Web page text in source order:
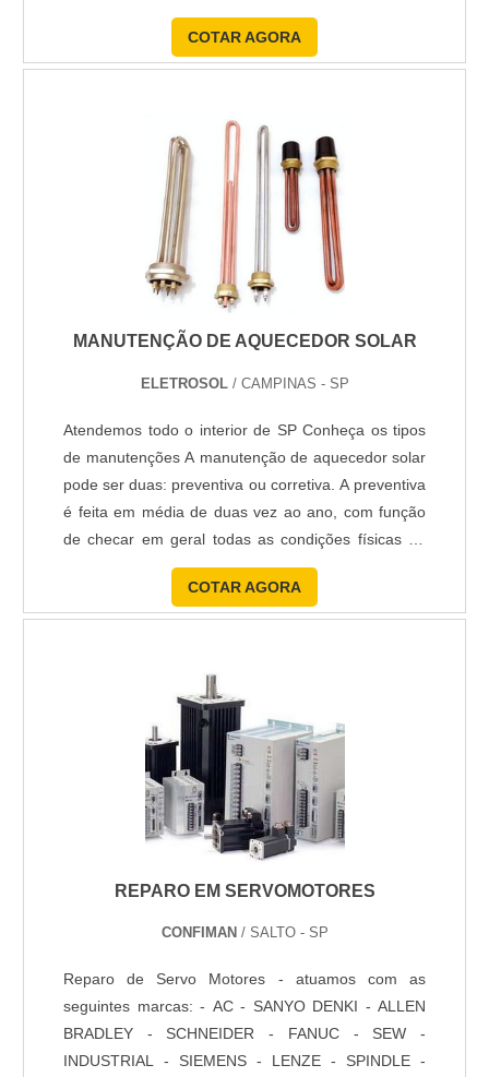
fazer uma boa manutenção de servo motor no
Piauí. Os servos motores recebem um sinal de
controle; que verifica a posição atual para controlar
COTAR AGORA
MANUTENÇÃO DE AQUECEDOR SOLAR
ELETROSOL/ CAMPINAS - SP
Atendemos todo o interior de SP Conheça os tipos
de manutenções A manutenção de aquecedor solar
pode ser duas: preventiva ou corretiva. A preventiva
é feita em média de duas vez ao ano, com função
de checar em geral todas as condições físicas do
aquecedor solar, analisando as placas, a fim de
reconhecer se há alguma com o vidro danificado ou
há alguma outra peça que precise de reparos. A
COTAR AGORA
REPARO EM SERVOMOTORES
CONFIMAN / SALTO - SP
Reparo de Servo Motores - atuamos com as
seguintes marcas: - AC - SANYO DENKI - ALLEN
BRADLEY - SCHNEIDER - FANUC - SEW -
INDUSTRIAL - SIEMENS - LENZE - SPINDLE -